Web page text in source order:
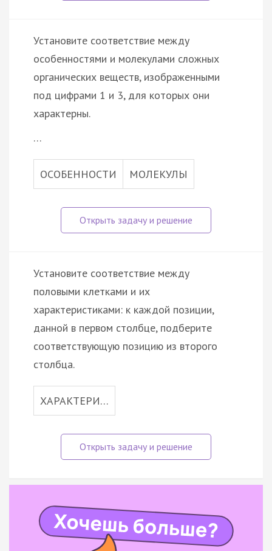
Установите соответствие между
особенностями и молекулами сложных
органических веществ, изображенными
под цифрами 1 и 3, для которых они
характерны.
…
ОСОБЕННОСТИ МОЛЕКУЛЫ
Установите соответствие между
половыми клетками и их
характеристиками: к каждой позиции,
данной в первом столбце, подберите
соответствующую позицию из второго
столбца.
ХАРАКТЕРИ…